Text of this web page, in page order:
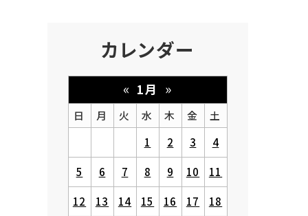
カレンダー
« 1月 »
日 月 火 水 木 金
土
1
2 3 4
5 6 7 8 9 10 11
12 13 14 15 16 17 18